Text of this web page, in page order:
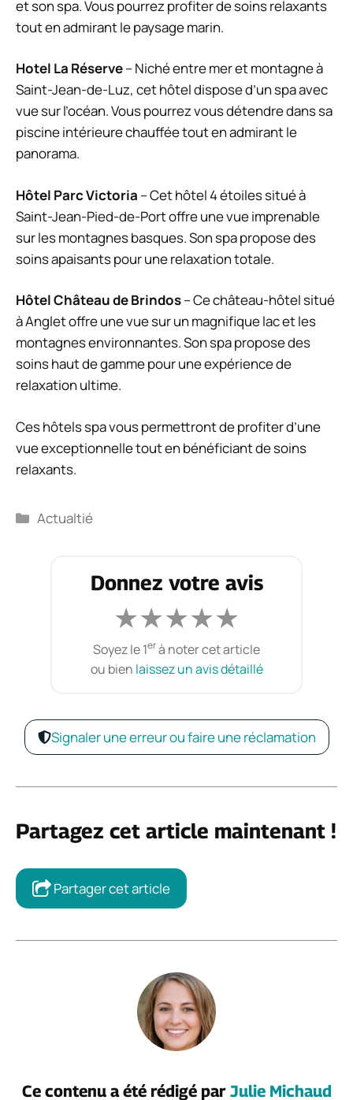
et son spa. Vous pourrez profiter de soins relaxants
tout en admirant le paysage marin.
Hotel La Réserve– Niché entre mer et montagne à
Saint-Jean-de-Luz, cet hôtel dispose d’un spa avec
vue sur l’océan. Vous pourrez vous détendre dans sa
piscine intérieure chauffée tout en admirant le
panorama.
Hôtel Parc Victoria – Cet hôtel 4 étoiles situé à
Saint-Jean-Pied-de-Port offre une vue imprenable
sur les montagnes basques. Son spa propose des
soins apaisants pour une relaxation totale.
Hôtel Château de Brindos– Ce château-hôtel situé
à Anglet offre une vue sur un magnifique lac et les
montagnes environnantes. Son spa propose des
soins haut de gamme pour une expérience de
relaxation ultime.
Ces hôtels spa vous permettront de profiter d’une
vue exceptionnelle tout en bénéficiant de soins
relaxants.
Catégories
Actualtié
Donnez votre avis
★★★★★
Soyez le 1erà noter cet article
ou bien laissez un avis détaillé
Signaler une erreur ou faire une réclamation
Partagez cet article maintenant !
Partager cet article
Ce contenu a été rédigé par Julie Michaud